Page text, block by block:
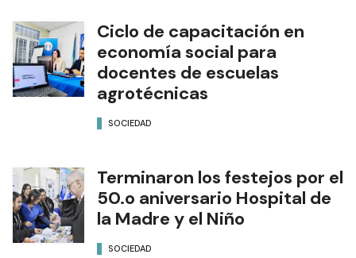
Ciclo de capacitación en
economía social para
docentes de escuelas
agrotécnicas
SOCIEDAD
Terminaron los festejos por el
50.o aniversario Hospital de
la Madre y el Niño
SOCIEDAD